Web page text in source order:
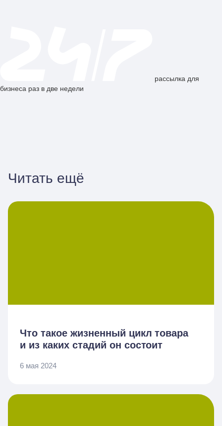
рассылка для
бизнеса раз в две недели
Читать ещё
Что такое жизненный цикл товара
и из каких стадий он состоит
6 мая 2024